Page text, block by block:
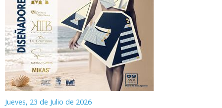
Jueves, 23 de Julio de 2026